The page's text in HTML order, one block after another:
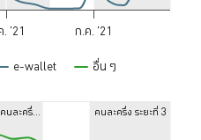
e-wallet อื่น ๆ
'21 ก.ค. '21
คนละครึ่… คนละครึ่ง ระยะที่ 3